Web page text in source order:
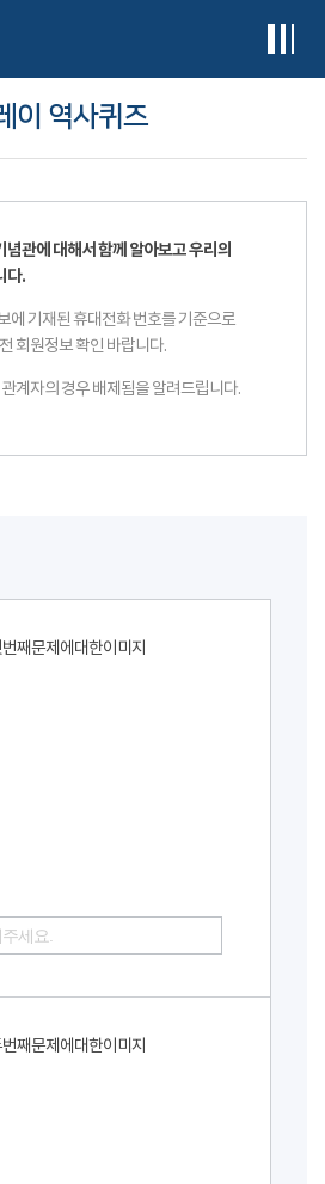
이 역사퀴즈
관에 대해서 함께 알아보고 우리의
다.
에 기재된 휴대전화 번호를 기준으로
회원정보 확인 바랍니다.
계자의 경우 배제됨을 알려드립니다.